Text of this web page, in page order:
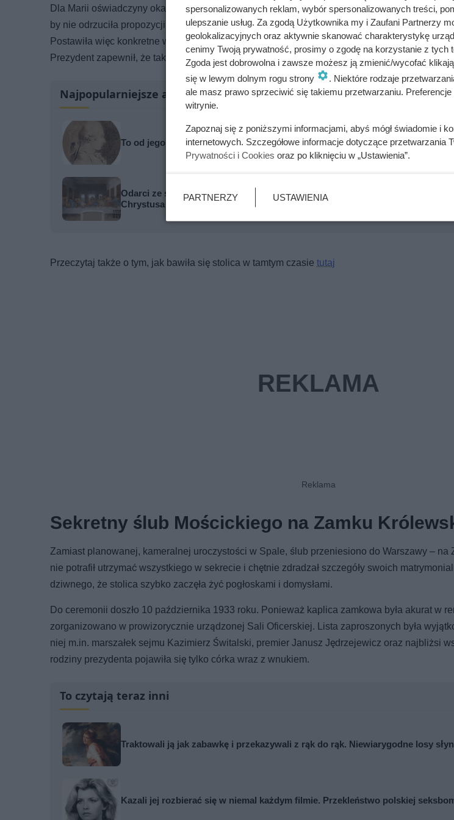
Dla Marii oświadczyny okazały się prawdziwym wstrząsem. Mościcki po latach przyznawał,
by nie odrzuciła propozycji. Dobrzańska długo wahała się z odpowiedzią, bo najbardziej
Postawiła więc konkretne warunki: ślub miał odbyć się później, w dyskretnej Spale, a całość
Prezydent zapewnił, że tak będzie — jednak ostatecznie nie dotrzymał obietnicy.
Najpopularniejsze artykuły
To od jego nazwiska pochodzi słowo sadyzm. W pełni sobie na to zasłużył
Odarci ze skóry, rozcięci piłą i przybici do krzyża głową w dół. Mroczny i
Chrystusa
Przeczytaj także o tym, jak bawiła się stolica w tamtym czasie tutaj
Sekretny ślub Mościckiego na Zamku
Zamiast planowanej, kameralnej uroczystości w Spale, ślub przeniesiono do Warszawy – na
nie potrafił utrzymać wszystkiego w sekrecie i chętnie zdradzał szczegóły swoich
dziwnego, że stolica szybko zaczęła żyć pogłoskami i domysłami.
Do ceremonii doszło 10 października 1933 roku. Ponieważ kaplica zamkowa była akurat w
zorganizowano w prowizorycznie urządzonej Sali Oficerskiej. Lista zaproszonych była
niej m.in. marszałek sejmu Kazimierz Świtalski, premier Janusz Jędrzejewicz oraz najbliżsi
rodziny prezydenta pojawiła się tylko córka wraz z wnukiem.
To czytają teraz inni
Traktowali ją jak zabawkę i przekazywali z rąk do rąk. Niewiarygodne losy
Kazali jej rozbierać się w niemal każdym filmie. Przekleństwo polskiej
spersonalizowanych reklam, wybór spersonalizowanych treści,
ulepszanie usług. Za zgodą Użytkownika my i Zaufani Partnerzy
geolokalizacyjnych oraz aktywnie skanować charakterystykę
cenimy Twoją prywatność, prosimy o zgodę na korzystanie z tych
Zgoda jest dobrowolna i zawsze możesz ją zmienić/wycofać
się w lewym dolnym rogu strony
. Niektóre rodzaje
ale masz prawo sprzeciwić się takiemu przetwarzaniu.
witrynie.
Zapoznaj się z poniższymi informacjami, abyś mógł świadomie i
internetowych. Szczegółowe informacje dotyczące przetwarzania
Prywatności i Cookies oraz po kliknięciu w „Ustawienia”.
PARTNERZY USTAWIENIA